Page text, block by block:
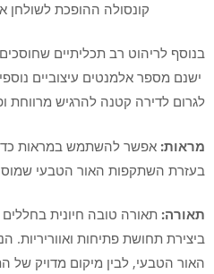
קונסולה ההופכת לשולחן
בנוסף לריהוט רב תכליתיים
ישנם מספר אלמנטים עיצוביים
לגרום לדירה קטנה להרגיש מרווחת
מראות: אפשר להשתמש במראות כדי
בעזרת השתקפות האור הטבעי
תאורה: תאורה טובה חיונית
ביצירת תחושת פתיחות ואווריריות.
האור הטבעי, לבין מיקום מדויק של